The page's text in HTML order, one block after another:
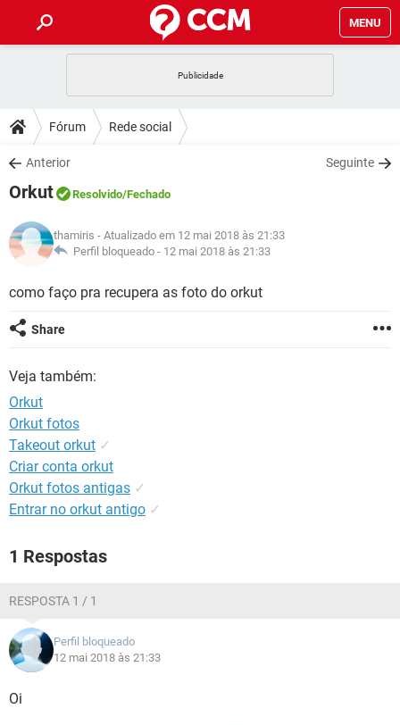
MENU
CELULAR
OUTLOOK
INSTAGRAM
GUIA DE COMPRAS
DICAS
JOGOS
INSTAGRAM GMAIL
DOWNLOADS
JOGOS
CELULAR
OUTLOOK EXCEL
INSTAGRAM GMAIL
JOGOS WHATSAPP
OUTLOOK EXCEL
INSTAGRAM
GLOSSÁRIO
JOGOS WHATSAPP
INSTAGRAM
GUIA DE COMPRAS
Fórum Rede social
Anterior Seguinte
Orkut Resolvido/Fechado
thamiris - Atualizado em 12 mai 2018 às 21:33
Perfil bloqueado - 12 mai 2018 às 21:33
como faço pra recupera as foto do orkut
Share
Veja também:
Orkut
Orkut fotos
Takeout orkut ✓
Criar conta orkut
Orkut fotos antigas ✓
Entrar no orkut antigo ✓
1 Respostas
RESPOSTA 1 / 1
Perfil bloqueado
12 mai 2018 às 21:33
Oi